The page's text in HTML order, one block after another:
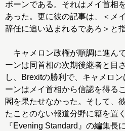
ボーンである。それはメイ首相
あった。更に彼の記事は、＜メ
辞任に追い込まれるであろ＞と
キャメロン政権が順調に進ん
ーンは同首相の次期後継者と目
し、Brexitの勝利で、キャメロ
ーンはメイ首相から信認を得る
閣を果たせなかった。そして、
たことのない報道分野に籍を置
『Evening Standard』の編集長